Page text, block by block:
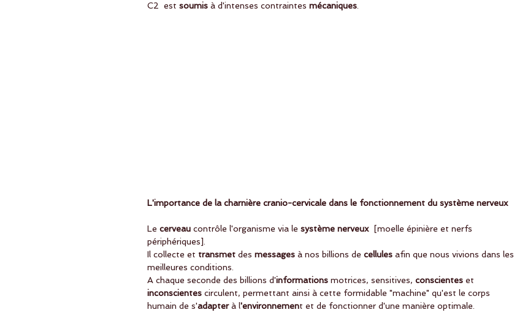
C2  est soumis à d'intenses contraintes mécaniques
L'importance de la charnière cranio-cervicale dans le fonctionnement du système nerveux
Le cerveau contrôle l'organisme via le système nerveux
  [moelle épinière et nerfs
périphériques].
Il collecte et transmet des messages à nos billions de cellules afin que nous vivions dans les
meilleures conditions.
A chaque seconde des billions d'informations motrices, sensitives, conscientes et
inconscientes circulent, permettant ainsi à cette formidable "machine" qu'est le corps
humain de s'adapter à l'environnement et de fonctionner d'une manière optimale.